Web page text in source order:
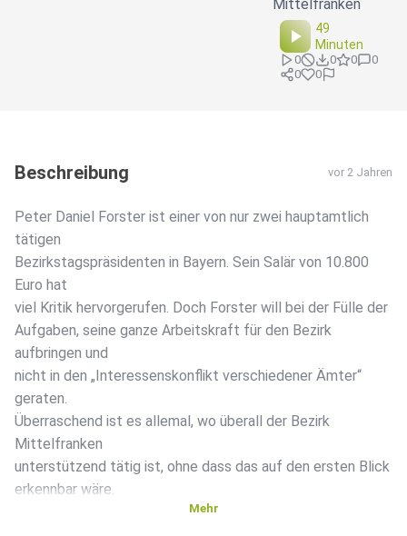
Mittelfranken
49
Minuten
0 0 0
0
0
0
Beschreibung vor 2 Jahren
Peter Daniel Forster ist einer von nur zwei hauptamtlich
tätigen
Bezirkstagspräsidenten in Bayern. Sein Salär von 10.800
Euro hat
viel Kritik hervorgerufen. Doch Forster will bei der Fülle der
Aufgaben, seine ganze Arbeitskraft für den Bezirk
aufbringen und
nicht in den „Interessenskonflikt verschiedener Ämter“
geraten.
Überraschend ist es allemal, wo überall der Bezirk
Mittelfranken
unterstützend tätig ist, ohne dass das auf den ersten Blick
erkennbar wäre.
Mehr